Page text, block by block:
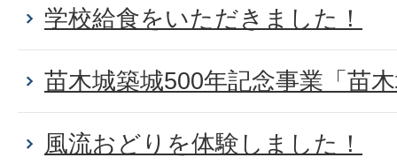
学校給食をいただきました！
苗木城築城500年記念事業「苗
風流おどりを体験しました！